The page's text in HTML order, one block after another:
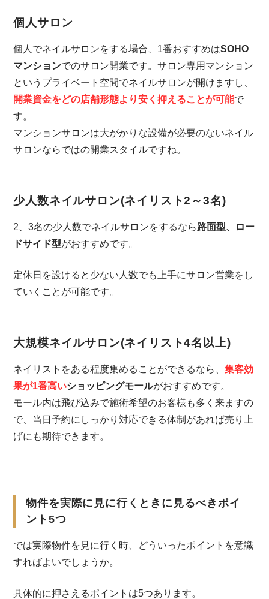
個人サロン
個人でネイルサロンをする場合、1番おすすめはSOHO
マンションでのサロン開業です。サロン専用マンション
というプライベート空間でネイルサロンが開けますし、
開業資金をどの店舗形態より安く抑えることが可能で
す。
マンションサロンは大がかりな設備が必要のないネイル
サロンならではの開業スタイルですね。
少人数ネイルサロン(ネイリスト2～3名)
2、3名の少人数でネイルサロンをするなら路面型、ロー
ドサイド型がおすすめです。
定休日を設けると少ない人数でも上手にサロン営業をし
ていくことが可能です。
大規模ネイルサロン(ネイリスト4名以上)
ネイリストをある程度集めることができるなら、集客効
果が1番高いショッピングモールがおすすめです。
モール内は飛び込みで施術希望のお客様も多く来ますの
で、当日予約にしっかり対応できる体制があれば売り上
げにも期待できます。
物件を実際に見に行くときに見るべきポイ
ント5つ
では実際物件を見に行く時、どういったポイントを意識
すればよいでしょうか。
具体的に押さえるポイントは5つあります。